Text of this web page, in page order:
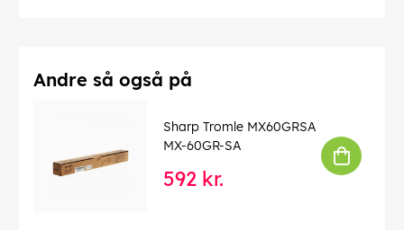
Andre så også på
Sharp Tromle MX60GRSA
MX-60GR-SA
592 kr.